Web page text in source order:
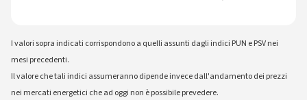
I valori sopra indicati corrispondono a quelli assunti dagli indici PUN e PSV nei
mesi precedenti.
Il valore che tali indici assumeranno dipende invece dall'andamento dei prezzi
nei mercati energetici che ad oggi non è possibile prevedere.